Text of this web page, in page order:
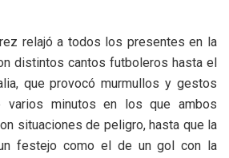
relajó a todos los presentes en la
distintos cantos futboleros hasta el
que provocó murmullos y gestos
varios minutos en los que ambos
situaciones de peligro, hasta que la
festejo como el de un gol con la